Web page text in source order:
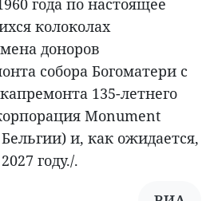
года по настоящее
колоколах
доноров
собора Богоматери с
135-летнего
Monument
и, как ожидается,
году./.